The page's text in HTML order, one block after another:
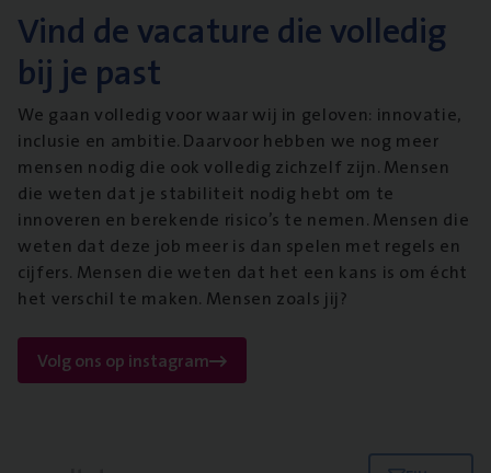
Vind de vacature die volledig
bij je past
We gaan volledig voor waar wij in geloven: innovatie,
inclusie en ambitie. Daarvoor hebben we nog meer
mensen nodig die ook volledig zichzelf zijn. Mensen
die weten dat je stabiliteit nodig hebt om te
innoveren en berekende risico’s te nemen. Mensen die
weten dat deze job meer is dan spelen met regels en
cijfers. Mensen die weten dat het een kans is om écht
het verschil te maken. Mensen zoals jij?
Volg ons op instagram